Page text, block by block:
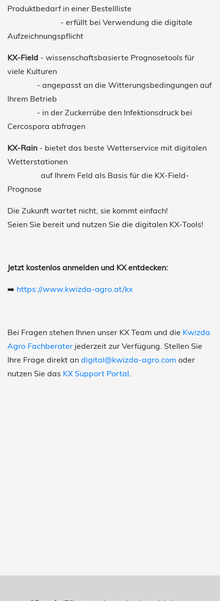
Produktbedarf in einer Bestellliste
- erfüllt bei Verwendung die digitale
Aufzeichnungspflicht
KX-Field - wissenschaftsbasierte Prognosetools für
viele Kulturen
- angepasst an die Witterungsbedingungen auf
Ihrem Betrieb
- in der Zuckerrübe den Infektionsdruck bei
Cercospora abfragen
KX-Rain - bietet das beste Wetterservice mit digitalen
Wetterstationen
auf Ihrem Feld als Basis für die KX-Field-
Prognose
Die Zukunft wartet nicht, sie kommt einfach!
Seien Sie bereit und nutzen Sie die digitalen KX-Tools!
Jetzt kostenlos anmelden und KX entdecken:
➡️ https://www.kwizda-agro.at/kx
Bei Fragen stehen Ihnen unser KX Team und die Kwizda
Agro Fachberater jederzeit zur Verfügung. Stellen Sie
Ihre Frage direkt an digital@kwizda-agro.com oder
nutzen Sie das KX Support Portal